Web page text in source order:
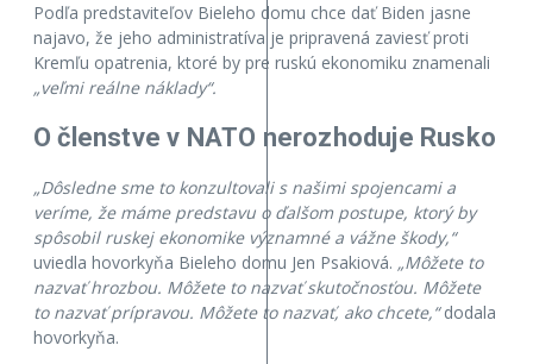
Podľa predstaviteľov Bieleho domu chce dať Biden jasne
najavo, že jeho administratíva je pripravená zaviesť proti
Kremľu opatrenia, ktoré by pre ruskú ekonomiku znamenali
„veľmi reálne náklady“.
O členstve v NATO nerozhoduje Rusko
„Dôsledne sme to konzultovali s našimi spojencami a
veríme, že máme predstavu o ďalšom postupe, ktorý by
spôsobil ruskej ekonomike významné a vážne škody,“
uviedla hovorkyňa Bieleho domu Jen Psakiová. „Môžete to
nazvať hrozbou. Môžete to nazvať skutočnosťou. Môžete
to nazvať prípravou. Môžete to nazvať, ako chcete,“dodala
hovorkyňa.